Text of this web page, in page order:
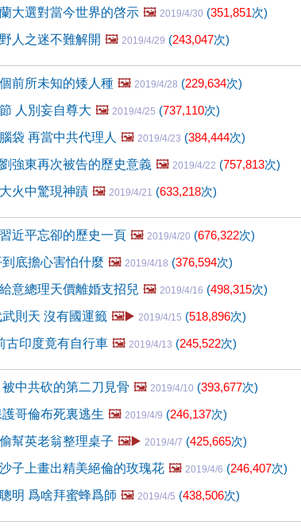
大選對當今世界的啓示 🖼️ 2019/4/30 (351,851次)
人之迷不難解開 🖼️ 2019/4/29 (243,047次)
前所未知的矮人種 🖼️ 2019/4/28 (229,634次)
人別妄自尊大 🖼️ 2019/4/25 (737,110次)
袋 再當中共代理人 🖼️ 2019/4/23 (384,444次)
強東再次被告的歷史意義 🖼️ 2019/4/22 (757,813次)
火中驚現神蹟 🖼️ 2019/4/21 (633,218次)
近平忘卻的歷史一頁 🖼️ 2019/4/20 (676,322次)
底擔心害怕什麼 🖼️ 2019/4/18 (376,594次)
意總理天價離婚支招兒 🖼️ 2019/4/16 (498,315次)
則天 沒有國運籤 🖼️▶️ 2019/4/15 (518,896次)
古印度竟有自行車 🖼️ 2019/4/13 (245,522次)
中共砍的第二刀見骨 🖼️ 2019/4/10 (393,677次)
哥倫布死裏逃生 🖼️ 2019/4/9 (246,137次)
幫英老翁整理桌子 🖼️▶️ 2019/4/7 (425,665次)
子上畫出精美絕倫的玫瑰花 🖼️ 2019/4/6 (246,407次)
明 爲啥拜蜜蜂爲師 🖼️ 2019/4/5 (438,506次)